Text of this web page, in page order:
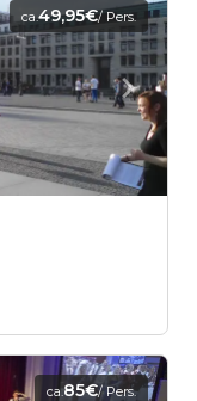
ca.49,95€/ Pers.
ca.85€/ Pers.